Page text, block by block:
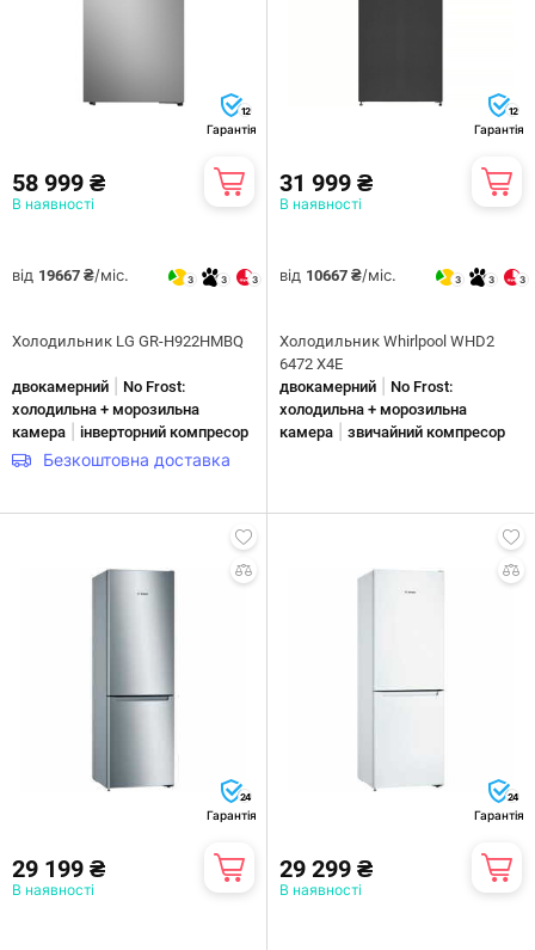
12
Гарантія
58 999 ₴
В наявності
від 19667 ₴/міс. 3 3 3
Холодильник LG GR-H922HMBQ
двокамерний
No Frost:
холодильна + морозильна
камера
інверторний компресор
Безкоштовна доставка
12
Гарантія
31 999 ₴
В наявності
від 10667 ₴/міс. 3 3 3
Холодильник Whirlpool WHD2
6472 X4E
двокамерний
No Frost:
холодильна + морозильна
камера
звичайний компресор
24
Гарантія
29 199 ₴
В наявності
24
Гарантія
29 299 ₴
В наявності